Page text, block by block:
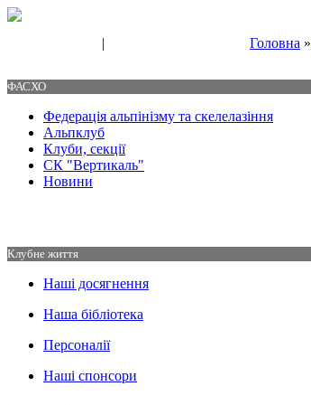
| Головна »
ФАСХО
Федерація альпінізму та скелелазіння
Альпклуб
Клуби, секції
СК "Вертикаль"
Новини
Клубне життя
Наші досягнення
Наша бібліотека
Персоналії
Наші спонсори